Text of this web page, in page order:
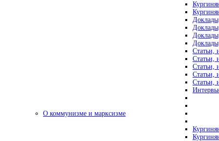
Статьи,
Статьи,
Статьи,
Статьи,
Статьи,
О коммунизме и марксизме